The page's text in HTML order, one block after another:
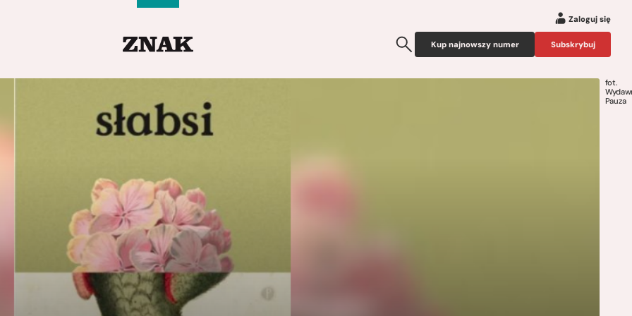
Zaloguj się
Kup najnowszy numer Subskrybuj
fot.
Pauza